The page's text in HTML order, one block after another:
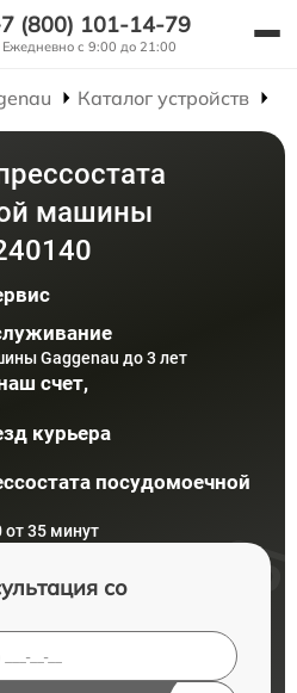
(800) 101-14-79
Ежедневно с 9:00 до 21:00
Каталог устройств
машины
Gaggenau до 3 лет
счет,
курьера
посудомоечной
от 35 минут
со